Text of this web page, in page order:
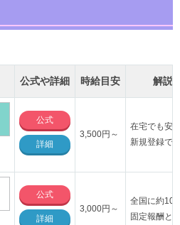
公式や詳細 時給目安 解説
公式
詳細
3,500円～
在宅でも安
新規登録で
公式
詳細
3,000円～
全国に約
固定報酬と